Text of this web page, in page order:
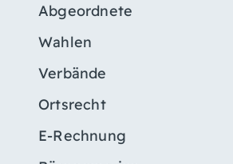
Abgeordnete
Wahlen
Verbände
Ortsrecht
E-Rechnung